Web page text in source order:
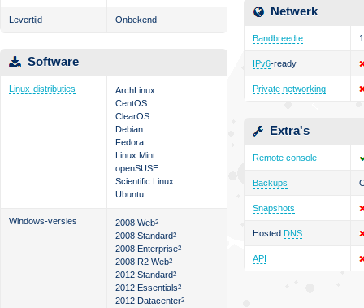
Levertijd Onbekend
Software
Linux-distributies
ArchLinux
CentOS
ClearOS
Debian
Fedora
Linux Mint
openSUSE
Scientific Linux
Ubuntu
Windows-versies 2008 Web2
2008 Standard2
2008 Enterprise2
2008 R2 Web2
2012 Standard2
2012 Essentials2
2012 Datacenter2
Netwerk
Bandbreedte
IPv6-ready
Private networking
Extra's
Remote console
Backups
Snapshots
Hosted DNS
API